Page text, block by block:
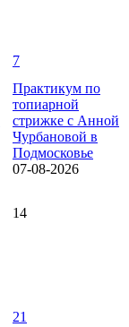
7
Практикум по
топиарной
стрижке с Анной
Чурбановой в
Подмосковье
07-08-2026
14
21